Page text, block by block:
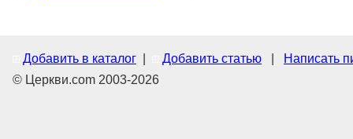
Добавить в каталог Добавить статью
Написать
© Церкви.com 2003-2026